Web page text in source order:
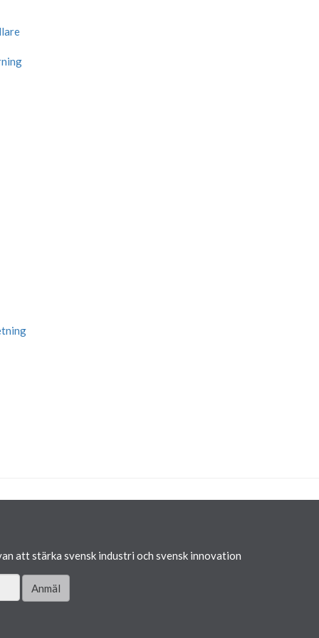
att stärka svensk industri och svensk innovation
Anmäl